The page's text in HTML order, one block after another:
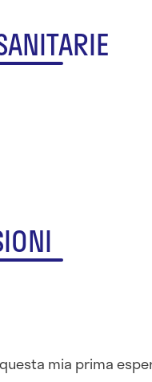
mia prima